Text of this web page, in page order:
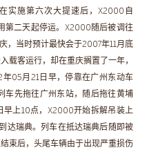
实施第六次大提速后，X2000自
第二天起停运。X2000随后被调往
，当时预计最快会于2007年11月底
载客运行，却在重庆搁置了一年，
05月21日早，停靠在广州东动车
车先拖往广州东站，随后拖往黄埔
早上10点，X2000开始拆解吊装上
达瑞典。列车在抵达瑞典后随即被
束后，头尾车辆由于出现严重损伤